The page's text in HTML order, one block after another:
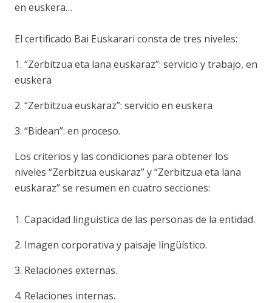
en euskera…
El certificado Bai Euskarari consta de tres niveles:
1. “Zerbitzua eta lana euskaraz”: servicio y trabajo, en
euskera
2. “Zerbitzua euskaraz”: servicio en euskera
3. “Bidean”: en proceso.
Los criterios y las condiciones para obtener los
niveles “Zerbitzua euskaraz” y “Zerbitzua eta lana
euskaraz” se resumen en cuatro secciones:
1. Capacidad lingüística de las personas de la entidad.
2. Imagen corporativa y paisaje lingüístico.
3. Relaciones externas.
4. Relaciones internas.